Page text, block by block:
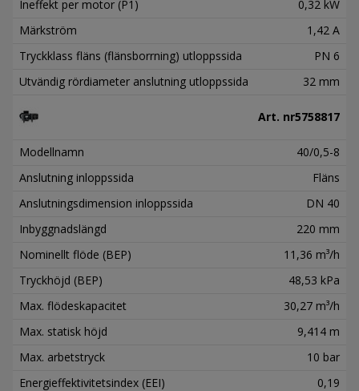
Ineffekt per motor (P1)
0,32 kW
Märkström
1,42 A
Tryckklass fläns (flänsborrning) utloppssida
PN 6
Utvändig rördiameter anslutning utloppssida
32 mm
Art. nr5758817
Modellnamn
40/0,5-8
Anslutning inloppssida
Fläns
Anslutningsdimension inloppssida
DN 40
Inbyggnadslängd
220 mm
Nominellt flöde (BEP)
11,36 m³/h
Tryckhöjd (BEP)
48,53 kPa
Max. flödeskapacitet
30,27 m³/h
Max. statisk höjd
9,414 m
Max. arbetstryck
10 bar
Energieffektivitetsindex (EEI)
0,19